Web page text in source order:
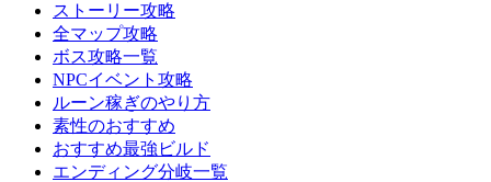
ストーリー攻略
全マップ攻略
ボス攻略一覧
NPCイベント攻略
ルーン稼ぎのやり方
素性のおすすめ
おすすめ最強ビルド
エンディング分岐一覧